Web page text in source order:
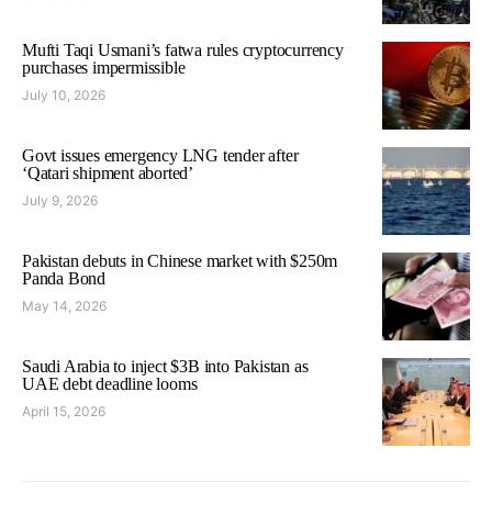
Mufti Taqi Usmani’s fatwa rules cryptocurrency
purchases impermissible
July 10, 2026
Govt issues emergency LNG tender after
‘Qatari shipment aborted’
July 9, 2026
Pakistan debuts in Chinese market with $250m
Panda Bond
May 14, 2026
Saudi Arabia to inject $3B into Pakistan as
UAE debt deadline looms
April 15, 2026